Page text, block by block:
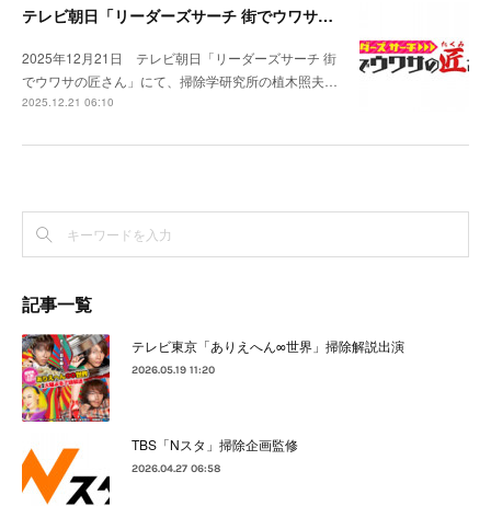
テレビ朝日「リーダーズサーチ 街でウワサの匠さん」出演
2025年12月21日 テレビ朝日「リーダーズサーチ 街
でウワサの匠さん」にて、掃除学研究所の植木照夫…
2025.12.21 06:10
記事一覧
テレビ東京「ありえへん∞世界」掃除解説出演
2026.05.19 11:20
TBS「Nスタ」掃除企画監修
2026.04.27 06:58